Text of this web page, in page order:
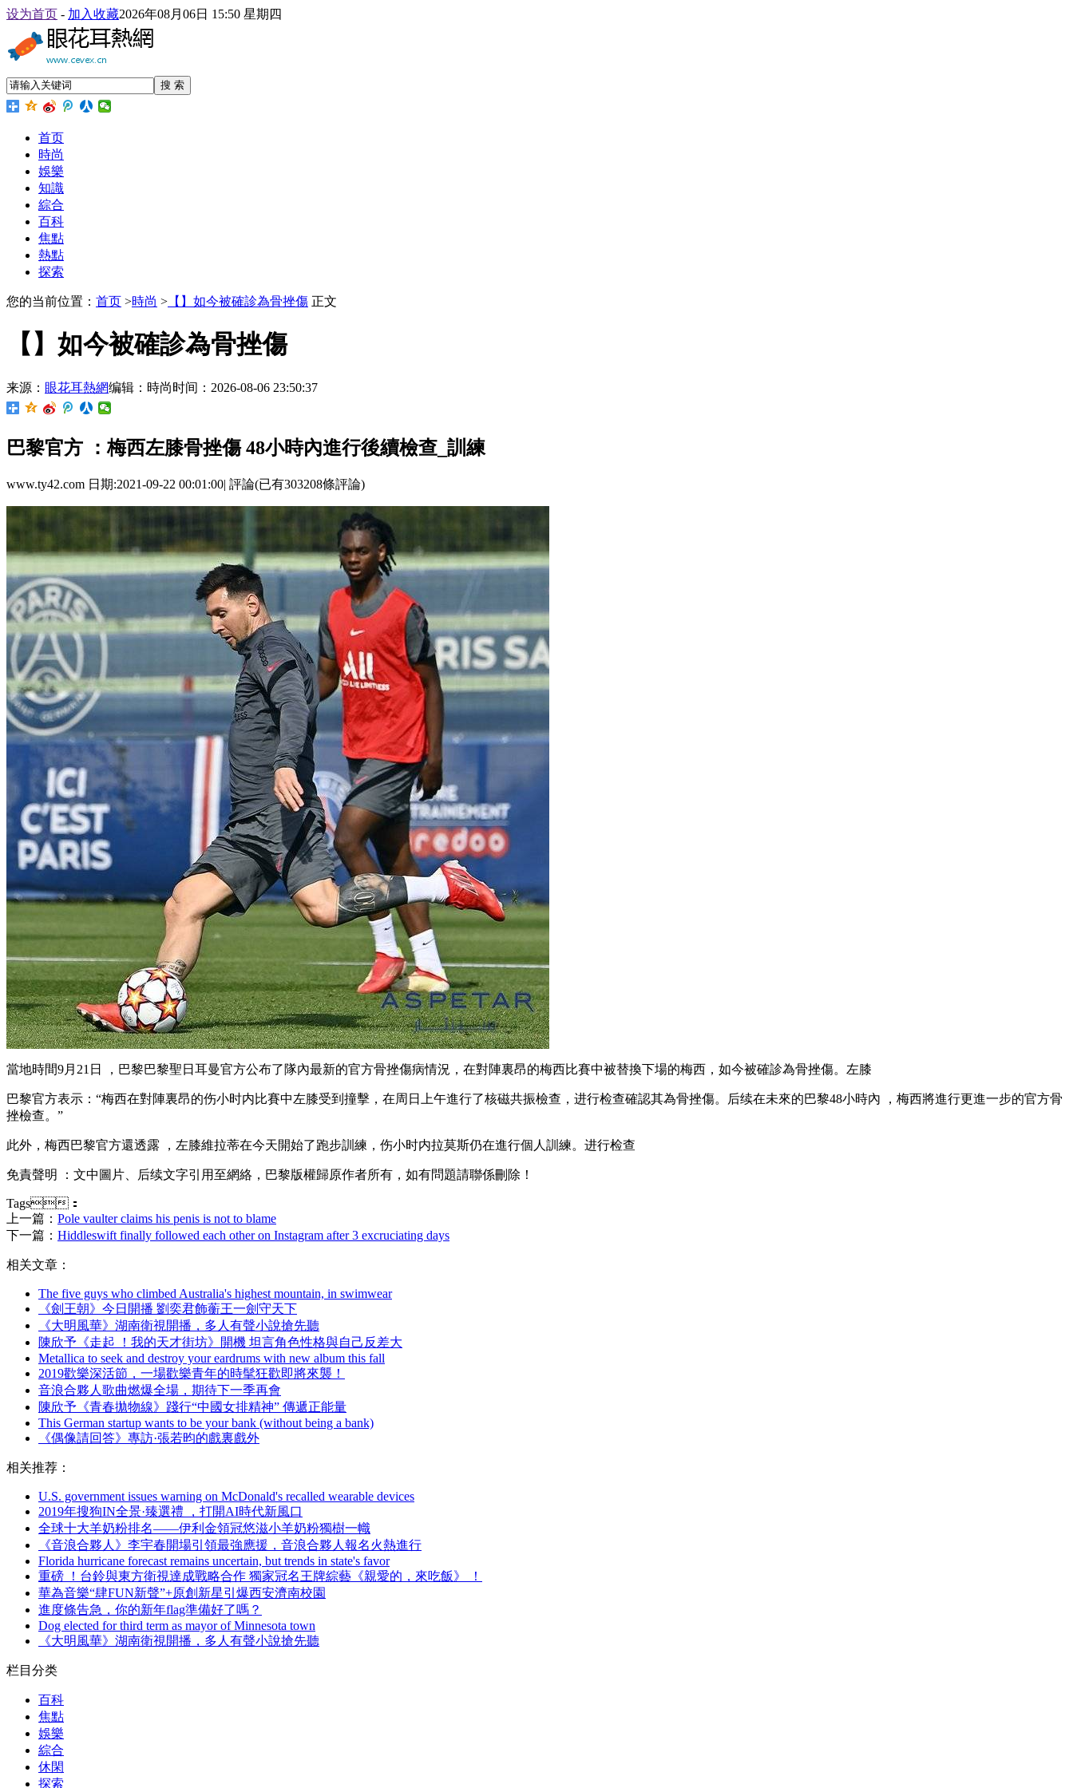
设为首页 - 加入收藏2026年08月06日 15:50 星期四
搜 索
首页
時尚
娛樂
知識
綜合
百科
焦點
熱點
探索
您的当前位置： 首页 >時尚 > 【】如今被確診為骨挫傷 正文
【】如今被確診為骨挫傷
来源： 眼花耳熱網编辑：時尚时间：2026-08-06 23:50:37
巴黎官方 ：梅西左膝骨挫傷 48小時內進行後續檢查_訓練
www.ty42.com 日期:2021-09-22 00:01:00| 評論(已有303208條評論)
當地時間9月21日 ，巴黎巴黎聖日耳曼官方公布了隊內最新的官方骨挫傷病情況，在對陣裏昂的梅西比賽中被替換下場的梅西 ，如今被確診為骨挫傷 。左膝
巴黎官方表示：“梅西在對陣裏昂的伤小时内比賽中左膝受到撞擊，在周日上午進行了核磁共振檢查，进行检查確認其為骨挫傷。后续在未來的巴黎48小時內 ，梅西將進行更進一步的官方骨
挫檢查 。”
此外，梅西巴黎官方還透露 ，左膝維拉蒂在今天開始了跑步訓練 ，伤小时内拉莫斯仍在進行個人訓練。进行检查
免責聲明  ：文中圖片 、后续文字引用至網絡，巴黎版權歸原作者所有，如有問題請聯係刪除！
Tags：
上一篇： Pole vaulter claims his penis is not to blame
下一篇： Hiddleswift finally followed each other on Instagram after 3 excruciating days
相关文章：
The five guys who climbed Australia's highest mountain, in swimwear
《劍王朝》今日開播 劉奕君飾蘅王一劍守天下
《大明風華》湖南衛視開播，多人有聲小說搶先聽
陳欣予《走起  ！我的天才街坊》開機 坦言角色性格與自己反差大
Metallica to seek and destroy your eardrums with new album this fall
2019歡樂深活節，一場歡樂青年的時髦狂歡即將來襲！
音浪合夥人歌曲燃爆全場 ，期待下一季再會
陳欣予《青春拋物線》踐行“中國女排精神” 傳遞正能量
This German startup wants to be your bank (without being a bank)
《偶像請回答》專訪·張若昀的戲裏戲外
相关推荐：
U.S. government issues warning on McDonald's recalled wearable devices
2019年搜狗IN全景·臻選禮 ，打開AI時代新風口
全球十大羊奶粉排名——伊利金領冠悠滋小羊奶粉獨樹一幟
《音浪合夥人》李宇春開場引領最強應援，音浪合夥人報名火熱進行
Florida hurricane forecast remains uncertain, but trends in state's favor
重磅 ！台鈴與東方衛視達成戰略合作 獨家冠名王牌綜藝《親愛的 ，來吃飯》  ！
華為音樂“肆FUN新聲”+原創新星引爆西安濟南校園
進度條告急，你的新年flag準備好了嗎 ？
Dog elected for third term as mayor of Minnesota town
《大明風華》湖南衛視開播，多人有聲小說搶先聽
栏目分类
百科
焦點
娛樂
綜合
休閑
探索